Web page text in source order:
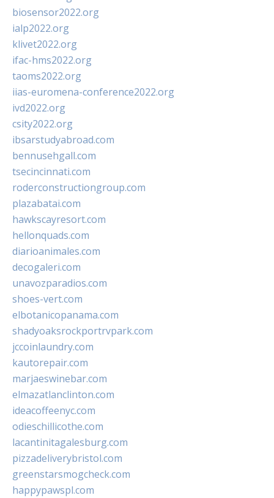
biosensor2022.org
ialp2022.org
klivet2022.org
ifac-hms2022.org
taoms2022.org
iias-euromena-conference2022.org
ivd2022.org
csity2022.org
ibsarstudyabroad.com
bennusehgall.com
tsecincinnati.com
roderconstructiongroup.com
plazabatai.com
hawkscayresort.com
hellonquads.com
diarioanimales.com
decogaleri.com
unavozparadios.com
shoes-vert.com
elbotanicopanama.com
shadyoaksrockportrvpark.com
jccoinlaundry.com
kautorepair.com
marjaeswinebar.com
elmazatlanclinton.com
ideacoffeenyc.com
odieschillicothe.com
lacantinitagalesburg.com
pizzadeliverybristol.com
greenstarsmogcheck.com
happypawspl.com